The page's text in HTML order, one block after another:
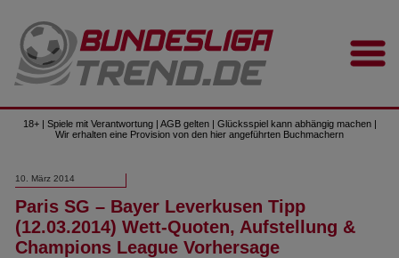
18+ | Spiele mit Verantwortung | AGB gelten | Glücksspiel kann abhängig machen |
Wir erhalten eine Provision von den hier angeführten Buchmachern
10. März 2014
Paris SG – Bayer Leverkusen Tipp
(12.03.2014) Wett-Quoten, Aufstellung &
Champions League Vorhersage